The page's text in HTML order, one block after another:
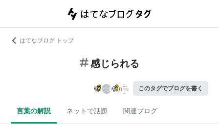
はてなブログ トップ
感じられる
このタグでブログを書く
言葉の解説 ネットで話題 関連ブログ